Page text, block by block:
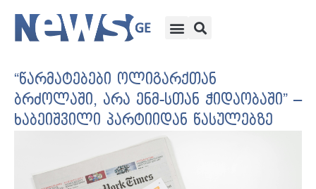
“წარმატებები ოლიგარქთან
ბრძოლაში, არა ენმ-სთან ჭიდაობაში” –
ხაბეიშვილი პარტიიდან წასულებზე